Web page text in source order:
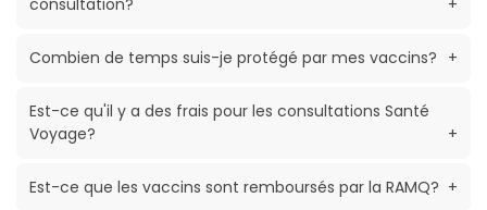
consultation?
+
Combien de temps suis-je protégé par mes vaccins? +
Est-ce qu'il y a des frais pour les consultations Santé
Voyage?
+
Est-ce que les vaccins sont remboursés par la RAMQ? +